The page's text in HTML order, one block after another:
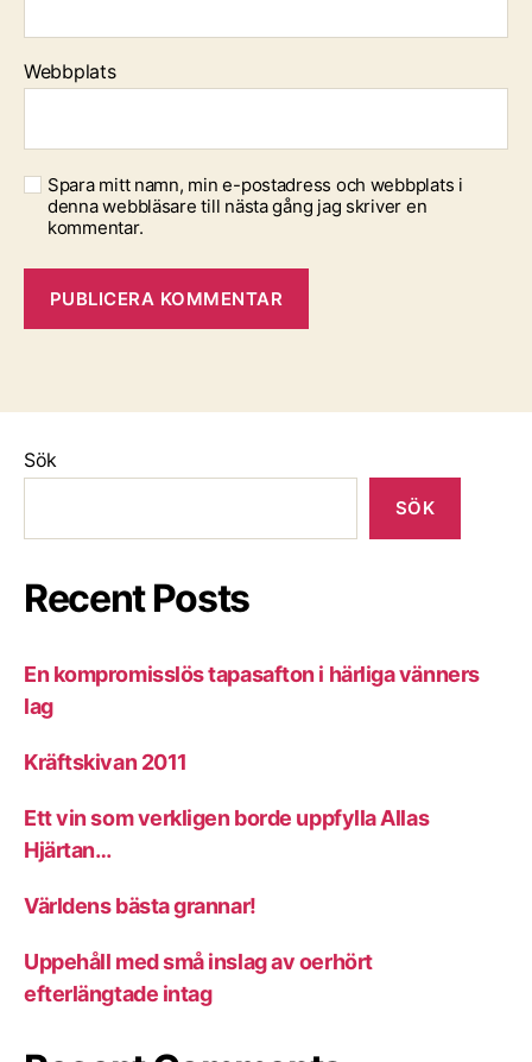
Webbplats
Spara mitt namn, min e-postadress och webbplats i
denna webbläsare till nästa gång jag skriver en
kommentar.
Sök
SÖK
Recent Posts
En kompromisslös tapasafton i härliga vänners
lag
Kräftskivan 2011
Ett vin som verkligen borde uppfylla Allas
Hjärtan…
Världens bästa grannar!
Uppehåll med små inslag av oerhört
efterlängtade intag